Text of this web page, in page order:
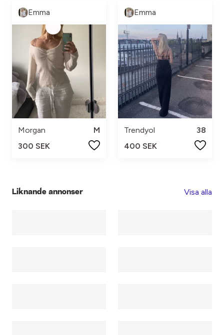
Emma
Morgan
M
300 SEK
Emma
Trendyol
38
400 SEK
Liknande annonser Visa alla